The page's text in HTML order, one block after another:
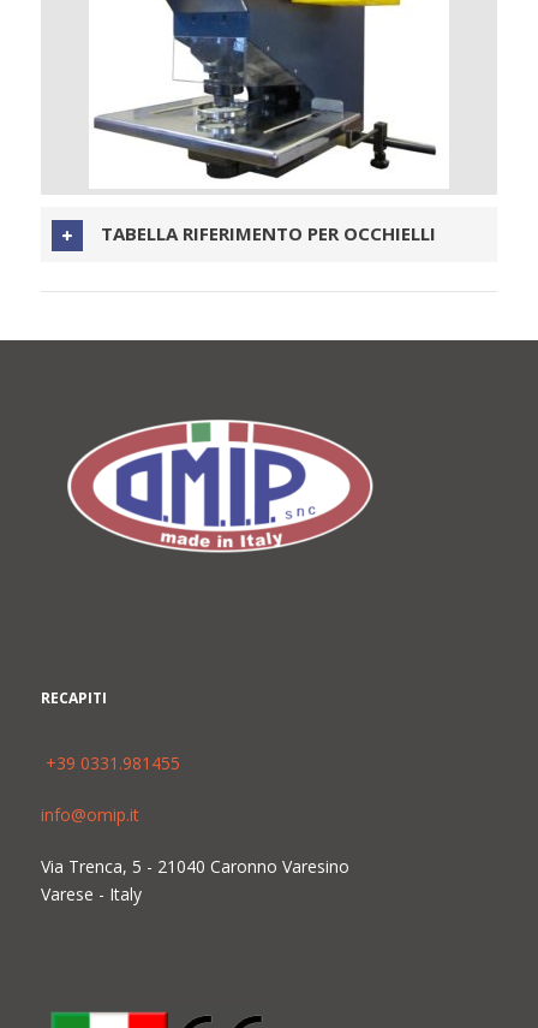
TABELLA RIFERIMENTO PER OCCHIELLI
RECAPITI
+39 0331.981455
info@omip.it
Via Trenca, 5 - 21040 Caronno Varesino
Varese - Italy